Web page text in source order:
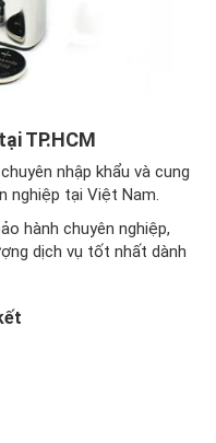
TP.HCM
nhập khẩu và cung
nghiệp tại Việt Nam.
hành chuyên nghiệp,
dịch vụ tốt nhất dành